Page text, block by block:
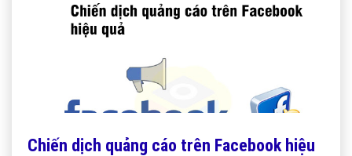
Chiến dịch quảng cáo trên Facebook hiệu